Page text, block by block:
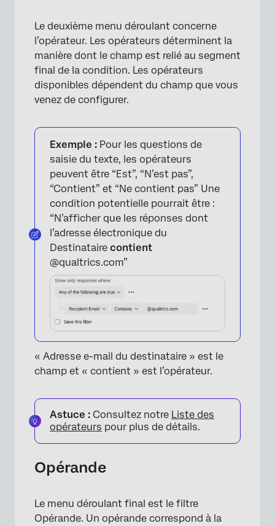
Le deuxième menu déroulant concerne
l’opérateur. Les opérateurs déterminent la
manière dont le champ est relié au segment
final de la condition. Les opérateurs
disponibles dépendent du champ que vous
venez de configurer.
Exemple : Pour les questions de
saisie du texte, les opérateurs
peuvent être “Est”, “N’est pas”,
“Contient” et “Ne contient pas” Une
condition potentielle pourrait être :
“N’afficher que les réponses dont
l’adresse électronique du
Destinataire contient
@qualtrics.com”
« Adresse e-mail du destinataire » est le
champ et « contient » est l’opérateur.
Astuce : Consultez notre Liste des
opérateurs pour plus de détails.
Opérande
Le menu déroulant final est le filtre
Opérande. Un opérande correspond à la